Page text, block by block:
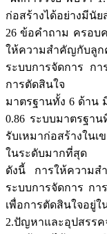
ก่อสร้างได้อย่างมีนั
26 ข้อคำถาม ครอบ
ให้ความสำคัญกับลูก
ระบบการจัดการ กา
การตัดสินใจ โด
มาตรฐานทั้ง 6 ด้าน
0.86 ระบบมาตรฐา
รับเหมาก่อสร้างใน
ในระดับมากที่สุด เ
ดังนี้ การให้ความส
ระบบการจัดการ กา
เพื่อการตัดสินใจอยู่
2.ปัญหาและอุปสรรค